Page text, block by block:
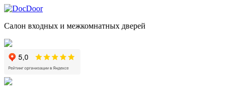
Салон входных и межкомнатных дверей